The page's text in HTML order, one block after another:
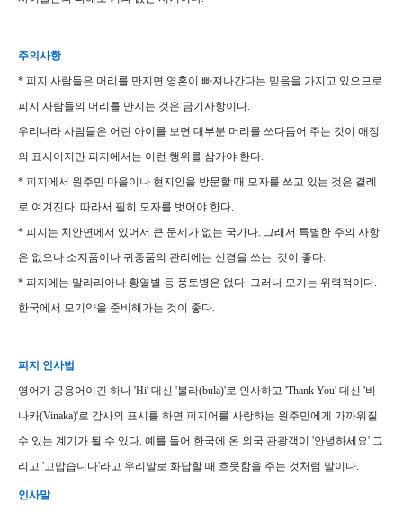
주의사항
* 피지 사람들은 머리를 만지면 영혼이 빠져나간다는 믿음을 가지고 있으므로
피지 사람들의 머리를 만지는 것은 금기사항이다.
우리나라 사람들은 어린 아이를 보면 대부분 머리를 쓰다듬어 주는 것이 애정
의 표시이지만 피지에서는 이런 행위를 삼가야 한다.
* 피지에서 원주민 마을이나 현지인을 방문할 때 모자를 쓰고 있는 것은 결례
로 여겨진다. 따라서 필히 모자를 벗어야 한다.
* 피지는 치안면에서 있어서 큰 문제가 없는 국가다. 그래서 특별한 주의 사항
은 없으나 소지품이나 귀중품의 관리에는 신경을 쓰는 것이 좋다.
* 피지에는 말라리아나 황열별 등 풍토병은 없다. 그러나 모기는 위력적이다.
한국에서 모기약을 준비해가는 것이 좋다.
피지 인사법
영어가 공용어이긴 하나 'Hi' 대신 '불라(bula)'로 인사하고 'Thank You' 대신 '비
나카(Vinaka)'로 감사의 표시를 하면 피지어를 사랑하는 원주민에게 가까워질
수 있는 계기가 될 수 있다. 예를 들어 한국에 온 외국 관광객이 '안녕하세요' 그
리고 '고맙습니다'라고 우리말로 화답할 때 흐믓함을 주는 것처럼 말이다.
인사말